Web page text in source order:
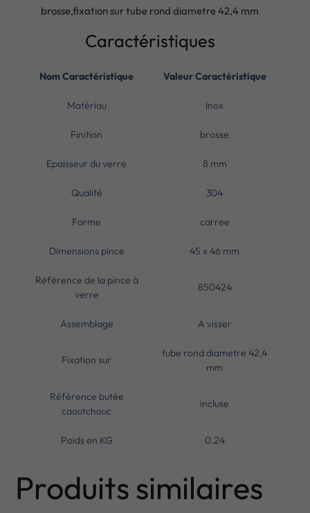
brosse,fixation sur tube rond diametre 42,4 mm
Caractéristiques
Nom Caractéristique Valeur Caractéristique
Matériau Inox
Finition brosse
Epaisseur du verre 8 mm
Qualité 304
Forme carree
Dimensions pince 45 x 46 mm
Référence de la pince à
verre
850424
Assemblage A visser
Fixation sur
tube rond diametre 42,4
mm
Référence butée
caoutchouc
incluse
Poids en KG 0.24
Produits similaires